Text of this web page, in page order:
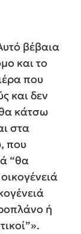
βέβαια
και το
που
και δεν
κάτσω
στα
που
“θα
ή